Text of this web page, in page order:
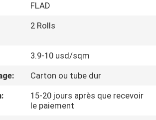
FLAD
2 Rolls
3.9-10 usd/sqm
Carton ou tube dur
15-20 jours après que recevoir
le paiement